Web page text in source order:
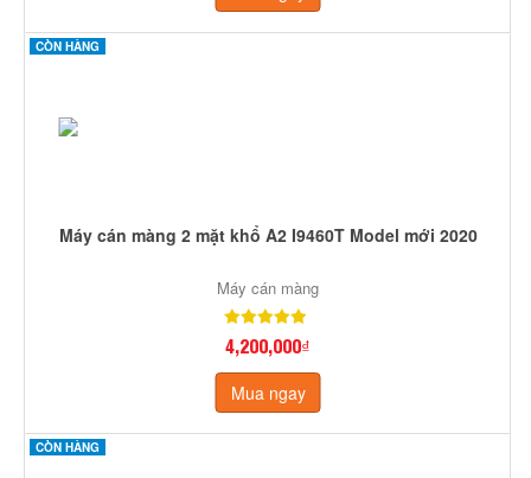
CÒN HÀNG
Máy cán màng 2 mặt khổ A2 I9460T Model mới 2020
Máy cán màng
4,200,000₫
Mua ngay
CÒN HÀNG